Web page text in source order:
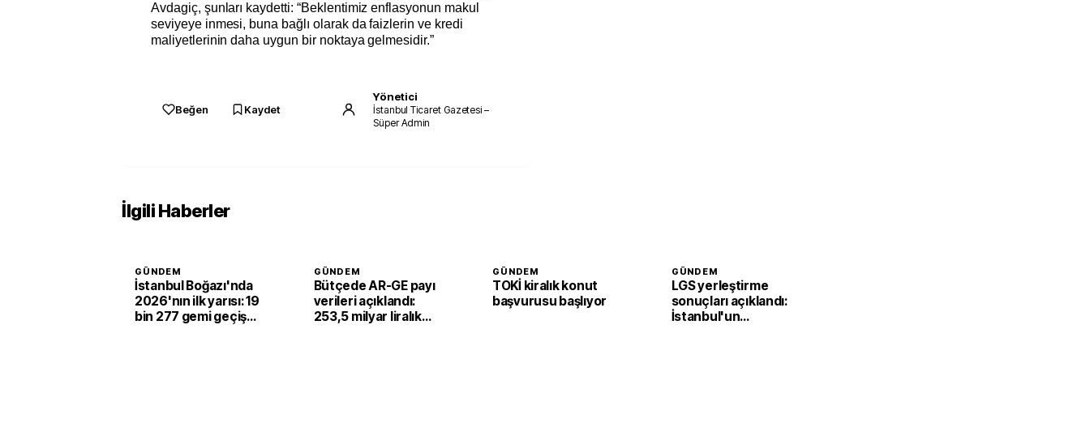
Avdagiç, şunları kaydetti: “Beklentimiz enflasyonun makul
seviyeye inmesi, buna bağlı olarak da faizlerin ve kredi
maliyetlerinin daha uygun bir noktaya gelmesidir.”
Beğen Kaydet
Yönetici
İstanbul Ticaret Gazetesi –
Süper Admin
İlgili Haberler
GÜNDEM
İstanbul Boğazı'nda
2026'nın ilk yarısı: 19
bin 277 gemi geçiş
GÜNDEM
Bütçede AR-GE payı
verileri açıklandı:
253,5 milyar liralık
GÜNDEM
TOKİ kiralık konut
başvurusu başlıyor
GÜNDEM
LGS yerleştirme
sonuçları açıklandı:
İstanbul'un